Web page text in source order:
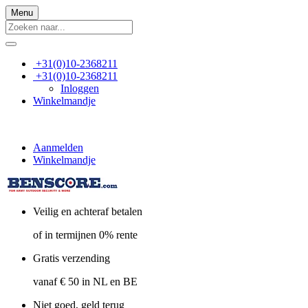
Menu
+31(0)10-2368211
+31(0)10-2368211
Inloggen
Winkelmandje
Aanmelden
Winkelmandje
Veilig en achteraf betalen
of in termijnen 0% rente
Gratis verzending
vanaf € 50 in NL en BE
Niet goed, geld terug